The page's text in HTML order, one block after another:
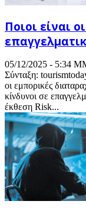
Ποιοι είναι
05/12/2025 - 5:34
Σύνταξη:
οι εμπορικές
κίνδυνοι σε
έκθεση Risk...